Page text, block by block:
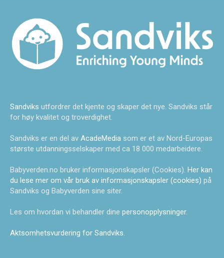
Sandviks utfordrer det kjente og skaper det nye. Sandviks står
for høy kvalitet og troverdighet.
Sandviks er en del av AcadeMedia som er et av Nord-Europas
største utdanningsselskaper med ca 18 000 medarbeidere.
Babyverden.no bruker informasjonskapsler (Cookies). Her kan
du lese mer om vår bruk av informasjonskapsler (cookies) på
Sandviks og Babyverden sine siter.
Les om hvordan vi behandler dine personopplysninger.
Aktsomhetsvurdering for Sandviks.